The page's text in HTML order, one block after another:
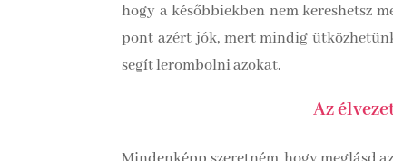
hogy a későbbiekben nem kereshetsz
pont azért jók, mert mindig
segít lerombolni azokat.
Az